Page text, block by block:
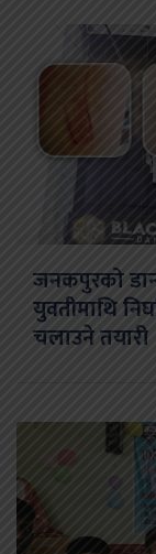
जनकपुरको
युवतीमाथि
चलाउने तयारी